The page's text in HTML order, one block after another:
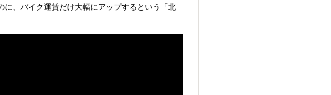
、バイク運賃だけ大幅にアップするという「北